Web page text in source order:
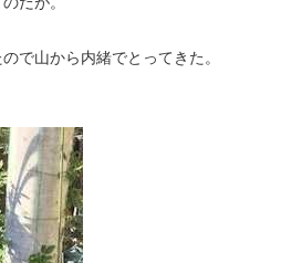
で山から内緒でとってきた。